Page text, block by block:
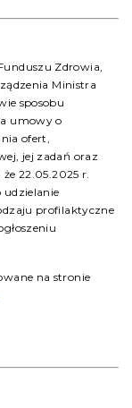
Zdrowia,
Ministra
sposobu
umowy o
ofert,
jej zadań oraz
22.05.2025 r.
udzielanie
profilaktyczne
na stronie